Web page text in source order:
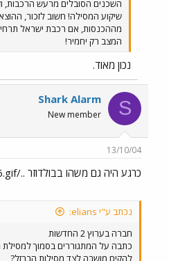
השכנים הסובלים מרעש הרכבות,
שיקוע המסילה! חשוב לזכור,
מההכנסות, אם רכבת ישראל
המצב רק יחמיר!
נכון מאוד.
S
Shark Alarm
New member
13/10/04
כרגע היה גם משהו בבולדוזר ../images/Emo26.gif
נכתב ע"י elians:
חברה בערוץ 2 החדשות
כתבה על המתגוררים בסמוך
להקים מושבה לצד מסילות הברזל?